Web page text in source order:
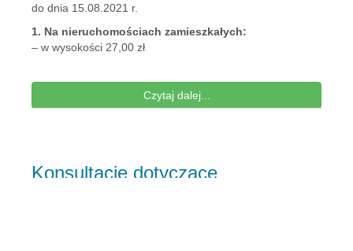
do dnia 15.08.2021 r.
1. Na nieruchomościach zamieszkałych:
– w wysokości 27,00 zł
Czytaj dalej...
Konsultacje dotyczące